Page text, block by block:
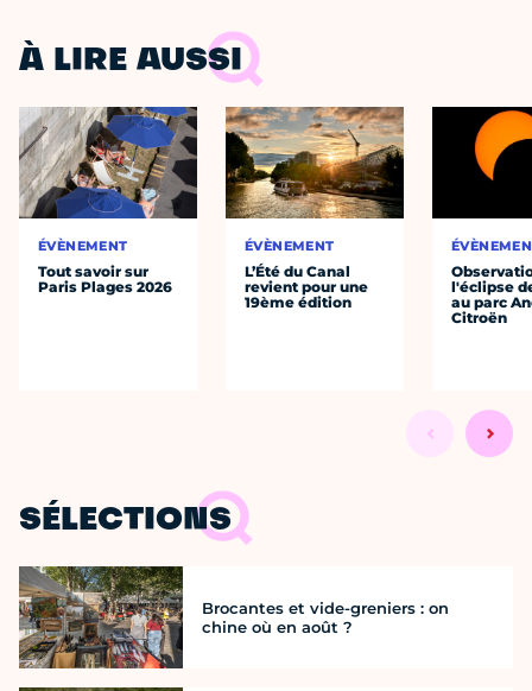
À LIRE AUSSI
ÉVÈNEMENT
Tout savoir sur
Paris Plages 2026
ÉVÈNEMENT
L’Été du Canal
revient pour une
19ème édition
l'éclipse
au parc
Citroën
SÉLECTIONS
Brocantes et vide-greniers : on
chine où en août ?